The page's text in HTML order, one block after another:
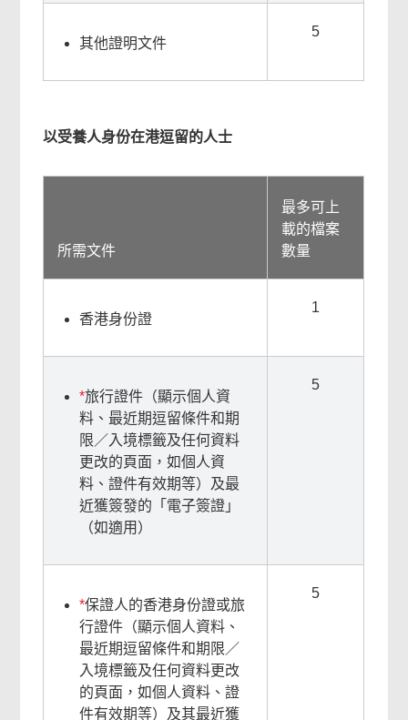
其他證明文件
5
以受養人身份在港逗留的人士
所需文件
最多可上
載的檔案
數量
香港身份證
1
*旅行證件（顯示個人資
料、最近期逗留條件和期
限／入境標籤及任何資料
更改的頁面，如個人資
料、證件有效期等）及最
近獲簽發的「電子簽證」
（如適用）
5
*保證人的香港身份證或旅
行證件（顯示個人資料、
最近期逗留條件和期限／
入境標籤及任何資料更改
的頁面，如個人資料、證
件有效期等）及其最近獲
5